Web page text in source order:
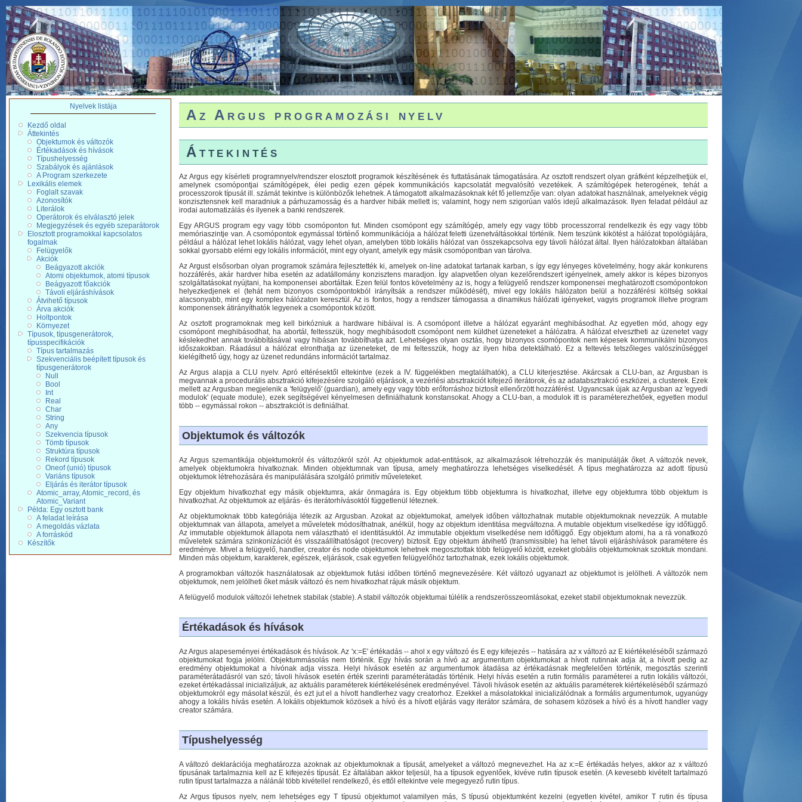
Nyelvek listája
Kezdő oldal
Áttekintés
Objektumok és változók
Értékadások és hívások
Típushelyesség
Szabályok és ajánlások
A Program szerkezete
Lexikális elemek
Foglalt szavak
Azonosítók
Literálok
Operátorok és elválasztó jelek
Megjegyzések és egyéb szeparátorok
Elosztott programokkal kapcsolatos
fogalmak
Felügyelők
Akciók
Beágyazott akciók
Atomi objektumok, atomi típusok
Beágyazott főakciók
Távoli eljáráshívások
Átvihető típusok
Árva akciók
Holtpontok
Környezet
Típusok, típusgenerátorok,
típusspecifikációk
Típus tartalmazás
Szekvenciális beépített típusok és
típusgenerátorok
Null
Bool
Int
Real
Char
String
Any
Szekvencia típusok
Tömb típusok
Struktúra típusok
Rekord típusok
Oneof (unió) típusok
Variáns típusok
Eljárás és iterátor típusok
Atomic_array, Atomic_record, és
Atomic_Variant
Példa: Egy osztott bank
A feladat leírása
A megoldás vázlata
A forráskód
Készítők
Az Argus programozási nyelv
Áttekintés
Az Argus egy kísérleti programnyelv/rendszer elosztott programok készítésének és futtatásának támogatására. Az osztott rendszert olyan gráfként képzelhetjük el,
amelynek csomópontjai számítógépek, élei pedig ezen gépek kommunikációs kapcsolatát megvalósító vezetékek. A számítógépek heterogének, tehát a
processzorok típusát ill. számát tekintve is különbözők lehetnek. A támogatott alkalmazásoknak két fő jellemzője van: olyan adatokat használnak, amelyeknek végig
konzisztensnek kell maradniuk a párhuzamosság és a hardver hibák mellett is; valamint, hogy nem szigorúan valós idejű alkalmazások. Ilyen feladat például az
irodai automatizálás és ilyenek a banki rendszerek.
Egy ARGUS program egy vagy több csomóponton fut. Minden csomópont egy számítógép, amely egy vagy több processzorral rendelkezik és egy vagy több
memóriaszintje van. A csomópontok egymással történő kommunikációja a hálózat feletti üzenetváltásokkal történik. Nem teszünk kikötést a hálózat topológiájára,
például a hálózat lehet lokális hálózat, vagy lehet olyan, amelyben több lokális hálózat van összekapcsolva egy távoli hálózat által. Ilyen hálózatokban általában
sokkal gyorsabb elérni egy lokális információt, mint egy olyant, amelyik egy másik csomópontban van tárolva.
Az Argust elsősorban olyan programok számára fejlesztették ki, amelyek on-line adatokat tartanak karban, s így egy lényeges követelmény, hogy akár konkurens
hozzáférés, akár hardver hiba esetén az adatállomány konzisztens maradjon. Így alapvetően olyan kezelőrendszert igényelnek, amely akkor is képes bizonyos
szolgáltatásokat nyújtani, ha komponensei abortáltak. Ezen felül fontos követelmény az is, hogy a felügyelő rendszer komponensei meghatározott csomópontokon
helyezkedjenek el (tehát nem bizonyos csomópontokból irányítsák a rendszer működését), mivel egy lokális hálózaton belül a hozzáférési költség sokkal
alacsonyabb, mint egy komplex hálózaton keresztül. Az is fontos, hogy a rendszer támogassa a dinamikus hálózati igényeket, vagyis programok illetve program
komponensek átirányíthatók legyenek a csomópontok között.
Az osztott programoknak meg kell birkózniuk a hardware hibáival is. A csomópont illetve a hálózat egyaránt meghibásodhat. Az egyetlen mód, ahogy egy
csomópont meghibásodhat, ha abortál, feltesszük, hogy meghibásodott csomópont nem küldhet üzeneteket a hálózatra. A hálózat elvesztheti az üzenetet vagy
késlekedhet annak továbbításával vagy hibásan továbbíthatja azt. Lehetséges olyan osztás, hogy bizonyos csomópontok nem képesek kommunikálni bizonyos
időszakokban. Ráadásul a hálózat elronthatja az üzeneteket, de mi feltesszük, hogy az ilyen hiba detektálható. Ez a feltevés tetszőleges valószínűséggel
kielégíthető úgy, hogy az üzenet redundáns információt tartalmaz.
Az Argus alapja a CLU nyelv. Apró eltérésektől eltekintve (ezek a IV. függelékben megtalálhatók), a CLU kiterjesztése. Akárcsak a CLU-ban, az Argusban is
megvannak a procedurális absztrakció kifejezésére szolgáló eljárások, a vezérlési absztrakciót kifejező iterátorok, és az adatabsztrakció eszközei, a clusterek. Ezek
mellett az Argusban megjelenik a 'felügyelő' (guardian), amely egy vagy több erőforráshoz biztosít ellenőrzött hozzáférést. Ugyancsak újak az Argusban az 'egyedi
modulok' (equate module), ezek segítségével kényelmesen definiálhatunk konstansokat. Ahogy a CLU-ban, a modulok itt is paraméterezhetőek, egyetlen modul
több -- egymással rokon -- absztrakciót is definiálhat.
Objektumok és változók
Az Argus szemantikája objektumokról és változókról szól. Az objektumok adat-entitások, az alkalmazások létrehozzák és manipulálják őket. A változók nevek,
amelyek objektumokra hivatkoznak. Minden objektumnak van típusa, amely meghatározza lehetséges viselkedését. A típus meghatározza az adott típusú
objektumok létrehozására és manipulálására szolgáló primitív műveleteket.
Egy objektum hivatkozhat egy másik objektumra, akár önmagára is. Egy objektum több objektumra is hivatkozhat, illetve egy objektumra több objektum is
hivatkozhat. Az objektumok az eljárás- és iterátorhívásoktól függetlenül léteznek.
Az objektumoknak több kategóriája létezik az Argusban. Azokat az objektumokat, amelyek időben változhatnak mutable objektumoknak nevezzük. A mutable
objektumnak van állapota, amelyet a műveletek módosíthatnak, anélkül, hogy az objektum identitása megváltozna. A mutable objektum viselkedése így időfüggő.
Az immutable objektumok állapota nem választható el identitásuktól. Az immutable objektum viselkedése nem időfüggő. Egy objektum atomi, ha a rá vonatkozó
műveletek számára szinkonizációt és visszaállíthatóságot (recovery) biztosít. Egy objektum átvihető (transmissible) ha lehet távoli eljáráshívások paramétere és
eredménye. Mivel a felügyelő, handler, creator és node objektumok lehetnek megosztottak több felügyelő között, ezeket globális objektumoknak szoktuk mondani.
Minden más objektum, karakterek, egészek, eljárások, csak egyetlen felügyelőhöz tartozhatnak, ezek lokális objektumok.
A programokban változók használatosak az objektumok futási időben történő megnevezésére. Két változó ugyanazt az objektumot is jelölheti. A változók nem
objektumok, nem jelölheti őket másik változó és nem hivatkozhat rájuk másik objektum.
A felügyelő modulok változói lehetnek stabilak (stable). A stabil változók objektumai túlélik a rendszerösszeomlásokat, ezeket stabil objektumoknak nevezzük.
Értékadások és hívások
Az Argus alapeseményei értékadások és hívások. Az 'x:=E' értékadás -- ahol x egy változó és E egy kifejezés -- hatására az x változó az E kiértékeléséből származó
objektumokat fogja jelölni. Objektummásolás nem történik. Egy hívás során a hívó az argumentum objektumokat a hívott rutinnak adja át, a hívott pedig az
eredmény objektumokat a hívónak adja vissza. Helyi hívások esetén az argumentumok átadása az értékadásnak megfelelően történik, megosztás szerinti
paraméterátadásról van szó; távoli hívások esetén érték szerinti paraméterátadás történik. Helyi hívás esetén a rutin formális paraméterei a rutin lokális változói,
ezeket értékadással inicializáljuk, az aktuális paraméterek kiértékelésének eredményével. Távoli hívások esetén az aktuális paraméterek kiértékeléséből származó
objektumokról egy másolat készül, és ezt jut el a hívott handlerhez vagy creatorhoz. Ezekkel a másolatokkal inicializálódnak a formális argumentumok, ugyanúgy
ahogy a lokális hívás esetén. A lokális objektumok közösek a hívó és a hívott eljárás vagy iterátor számára, de sohasem közösek a hívó és a hívott handler vagy
creator számára.
Típushelyesség
A változó deklarációja meghatározza azoknak az objektumoknak a típusát, amelyeket a változó megnevezhet. Ha az x:=E értékadás helyes, akkor az x változó
típusának tartalmaznia kell az E kifejezés típusát. Ez általában akkor teljesül, ha a típusok egyenlőek, kivéve rutin típusok esetén. (A kevesebb kivételt tartalmazó
rutin típust tartalmazza a nálánál több kivétellel rendelkező, és ettől eltekintve vele megegyező rutin típus.
Az Argus típusos nyelv, nem lehetséges egy T típusú objektumot valamilyen más, S típusú objektumként kezelni (egyetlen kivétel, amikor T rutin és típusa